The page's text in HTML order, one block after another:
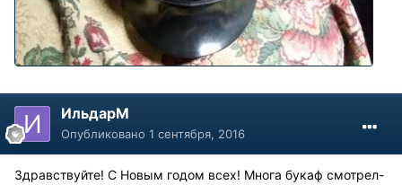
ИльдарМ
Опубликовано 1 сентября, 2016
Здравствуйте! С Новым годом всех! Многа букаф смотрел-